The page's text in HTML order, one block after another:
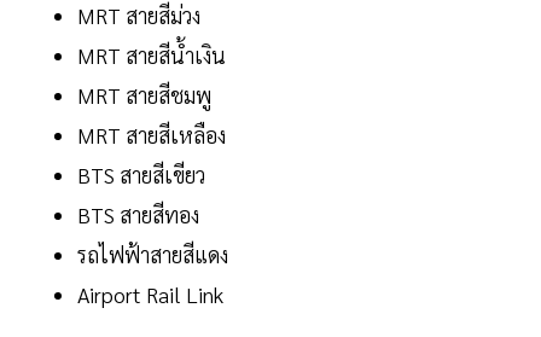
MRT สายสีม่วง
MRT สายสีน้ำเงิน
MRT สายสีชมพู
MRT สายสีเหลือง
BTS สายสีเขียว
BTS สายสีทอง
รถไฟฟ้าสายสีแดง
Airport Rail Link